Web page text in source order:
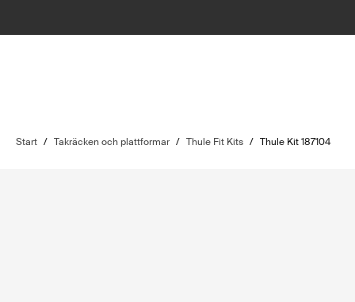
Start / Takräcken och plattformar / Thule Fit Kits / Thule Kit 187104